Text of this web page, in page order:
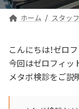
ホーム スタッ
こんにちは！ゼロ
今回はゼロフィッ
メタボ検診をご説